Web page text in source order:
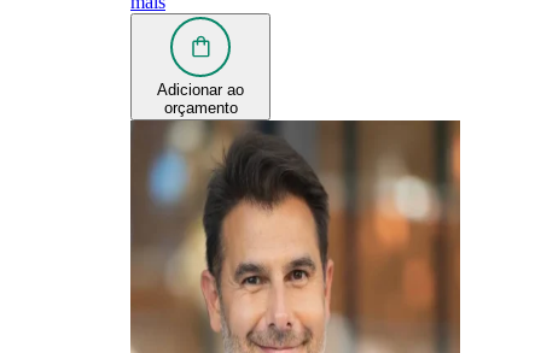
Adicionar ao
orçamento